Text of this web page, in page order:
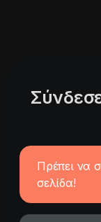
Πρέπει να
σελίδα!